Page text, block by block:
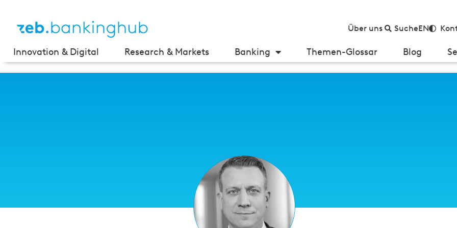
Über uns SucheEN
Innovation & Digital Research & Markets Banking Themen-Glossar Blog